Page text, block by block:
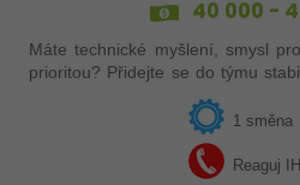
40 000 -
Máte technické myšlení, smysl
prioritou? Přidejte se do týmu stabilní společnosti, kde budete
mít možnost podílet se na
1 směna
Reaguj